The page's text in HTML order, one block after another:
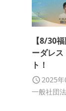
【8/30
ーダレ
ト！
2025年
一般社団